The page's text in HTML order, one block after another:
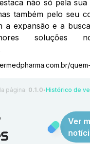
não só pela sua
também pelo seu
a expansão e a
soluções
página: 0.1.0 ●Histórico de
Ver